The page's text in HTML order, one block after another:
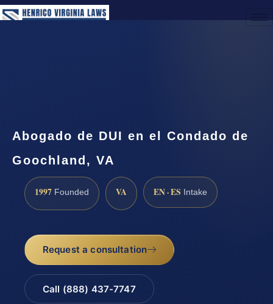
Abogado de DUI en el Condado de
Goochland, VA
1997 Founded VA EN · ES Intake
Request a consultation
Call (888) 437-7747